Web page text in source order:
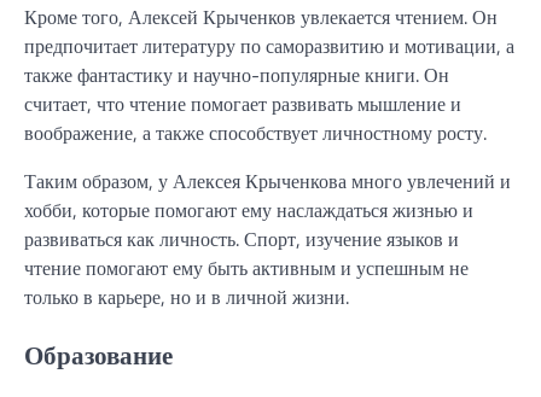
Кроме того, Алексей Крыченков увлекается чтением. Он
предпочитает литературу по саморазвитию и мотивации, а
также фантастику и научно-популярные книги. Он
считает, что чтение помогает развивать мышление и
воображение, а также способствует личностному росту.
Таким образом, у Алексея Крыченкова много увлечений и
хобби, которые помогают ему наслаждаться жизнью и
развиваться как личность. Спорт, изучение языков и
чтение помогают ему быть активным и успешным не
только в карьере, но и в личной жизни.
Образование